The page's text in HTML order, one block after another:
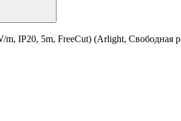
IP20, 5m, FreeСut) (Arlight, Свободная